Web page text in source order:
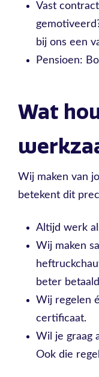
Vast
bij ons een
Pensioen:
Wat
Wij maken van
betekent dit
Altijd werk
Wij maken
beter
Wij regelen
certificaat.
Wil je graag
Ook die